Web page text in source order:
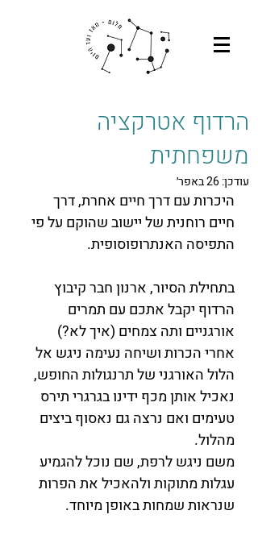
הרדוף אטרקציה
משפחתית
עודכן:26 באפר׳
היכרות עם דרך חיים אחרת, דרך
חיים רוחנית של יישוב שהוקם על פי
התפיסה האנתרופוסופית.
​בתחילת הסיור, ארנון חבר קיבוץ
הרדוף יקבל אתכם עם תמרים
אורגניים ותה צמחים (איך לא?)
אחרי הכרות ושיחה נעימה ניגש אל
הלול האורגני של תרנגולות החופש,
נאכיל אותן מכף ידינו בגרגרי תירס
טעימים ואם נרצה גם נאסוף ביצים
מהלול.
משם ניגש לרפת, שם נוכל להגמיע
עגלות מתוקות ולהאכיל את הפרות
שנראות שמחות באופן מיוחד.